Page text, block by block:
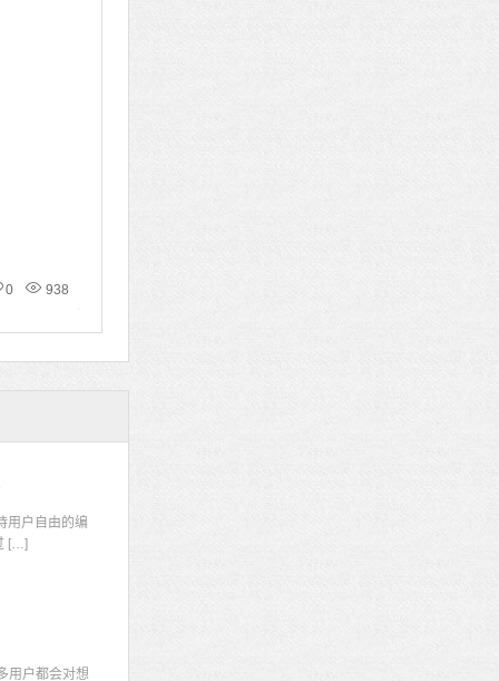
938
0
户自由的编
[…]
户都会对想